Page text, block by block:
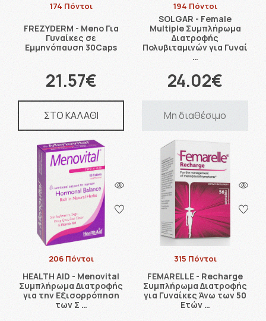
174 Πόντοι
FREZYDERM - Meno Για
Γυναίκες σε
Εμμηνόπαυση 30Caps
21.57€
ΣΤΟ ΚΑΛΑΘΙ
194 Πόντοι
SOLGAR - Female
Multiple Συμπλήρωμα
Διατροφής
Πολυβιταμινών για Γυναί
…
24.02€
Μη διαθέσιμο
206 Πόντοι
HEALTH AID - Menovital
Συμπλήρωμα Διατροφής
για την Εξισορρόπηση
των Σ …
315 Πόντοι
FEMARELLE - Recharge
Συμπλήρωμα Διατροφής
για Γυναίκες Άνω των 50
Ετών …